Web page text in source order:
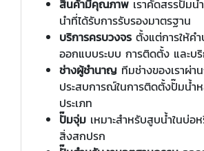
สินค้ามีคุณภาพ เราคัดสรรปั๊ม
นำที่ได้รับการรับรองมาตรฐาน
บริการครบวงจร ตั้งแต่การให้ค
ออกแบบระบบ การติดตั้ง และบ
ช่างผู้ชำนาญ ทีมช่างของเราผ่า
ประสบการณ์ในการติดตั้งปั๊มน้ำ
ประเภท
ปั๊มจุ่ม เหมาะสำหรับสูบน้ำในบ่อ
สิ่งสกปรก